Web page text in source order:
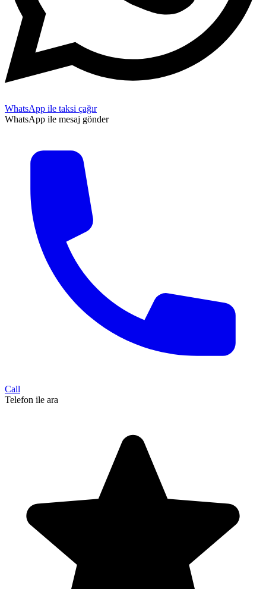
WhatsApp ile taksi çağır
WhatsApp ile mesaj gönder
Call
Telefon ile ara